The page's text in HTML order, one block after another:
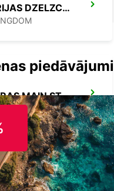
LONDONA VIKTORIJAS DZELZCELA STACIJA
LONDON ST PANCRAS MAIN STATION
LIDOSTA
piedāvājumi